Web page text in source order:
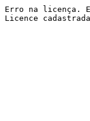
Erro na licença.
Licence